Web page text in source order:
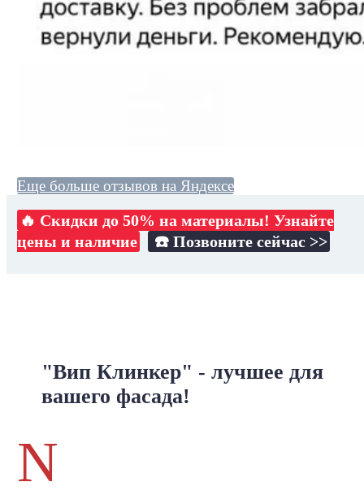
Еще больше отзывов на Яндексе
🔥 Скидки до 50% на материалы! Узнайте
цены и наличие
☎️ Позвоните сейчас >>
"Вип Клинкер" - лучшее для
вашего фасада!
N